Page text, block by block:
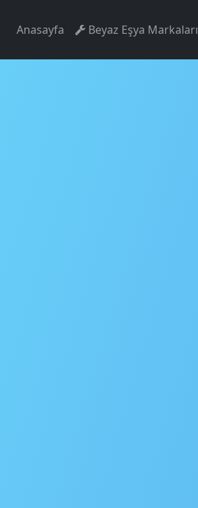
Anasayfa Beyaz Eşya Markaları